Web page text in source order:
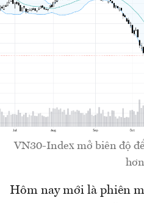
VN30-Index mở biên độ
Hôm nay mới là phiên